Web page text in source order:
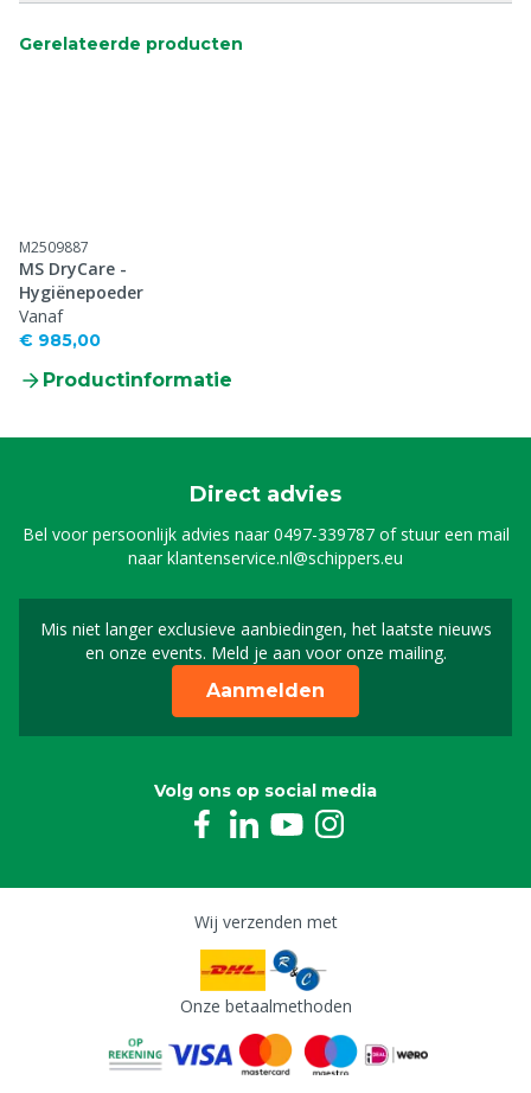
Gerelateerde producten
M2509887
MS DryCare -
Hygiënepoeder
Vanaf
€ 985,00
Productinformatie
Direct advies
Bel voor persoonlijk advies naar0497-339787of stuur een mail
naarklantenservice.nl@schippers.eu
Mis niet langer exclusieve aanbiedingen, het laatste nieuws
en onze events. Meld je aan voor onze mailing.
Schrijf je in voor onze
Aanmelden
Volg ons op social media
Wij verzenden met
Onze betaalmethoden